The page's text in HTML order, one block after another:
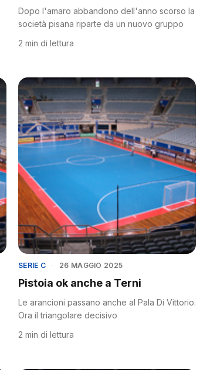
Dopo l'amaro abbandono dell'anno scorso la
società pisana riparte da un nuovo gruppo
2 min di lettura
SERIE C · 26 MAGGIO 2025
Pistoia ok anche a Terni
Le arancioni passano anche al Pala Di Vittorio.
Ora il triangolare decisivo
2 min di lettura